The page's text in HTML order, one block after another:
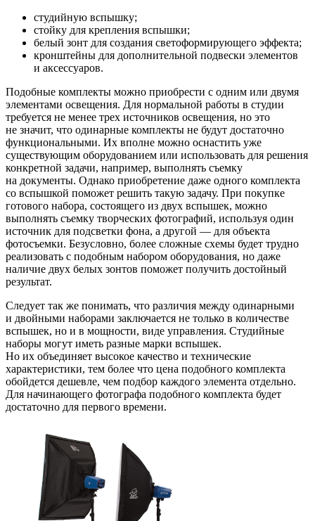
студийную вспышку;
стойку для крепления вспышки;
белый зонт для создания светоформирующего эффекта;
кронштейны для дополнительной подвески элементов
и аксессуаров.
Подобные комплекты можно приобрести с одним или двумя
элементами освещения. Для нормальной работы в студии
требуется не менее трех источников освещения, но это
не значит, что одинарные комплекты не будут достаточно
функциональными. Их вполне можно оснастить уже
существующим оборудованием или использовать для решения
конкретной задачи, например, выполнять съемку
на документы. Однако приобретение даже одного комплекта
со вспышкой поможет решить такую задачу. При покупке
готового набора, состоящего из двух вспышек, можно
выполнять съемку творческих фотографий, используя один
источник для подсветки фона, а другой — для объекта
фотосъемки. Безусловно, более сложные схемы будет трудно
реализовать с подобным набором оборудования, но даже
наличие двух белых зонтов поможет получить достойный
результат.
Следует так же понимать, что различия между одинарными
и двойными наборами заключается не только в количестве
вспышек, но и в мощности, виде управления. Студийные
наборы могут иметь разные марки вспышек.
Но их объединяет высокое качество и технические
характеристики, тем более что цена подобного комплекта
обойдется дешевле, чем подбор каждого элемента отдельно.
Для начинающего фотографа подобного комплекта будет
достаточно для первого времени.